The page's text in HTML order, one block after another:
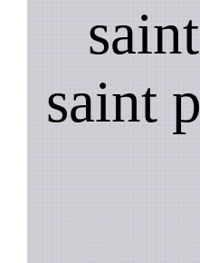
saint